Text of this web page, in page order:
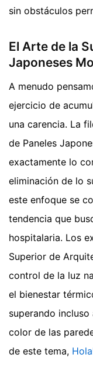
sin obstáculos
El Arte de la
Japoneses
A menudo
ejercicio de
una carencia. La
de Paneles
exactamente lo
eliminación de lo
este enfoque se
tendencia que
hospitalaria. Los
Superior de
control de la luz
el bienestar
superando
color de las
de este tema,